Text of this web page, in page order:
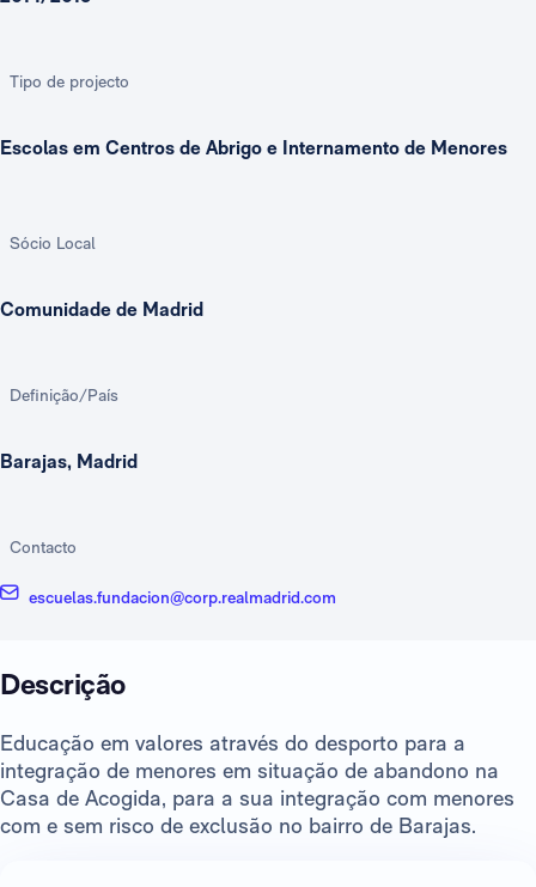
Tipo de projecto
Escolas em Centros de Abrigo e Internamento de Menores
Sócio Local
Comunidade de Madrid
Definição/País
Barajas, Madrid
Contacto
escuelas.fundacion@corp.realmadrid.com
Descrição
Educação em valores através do desporto para a
integração de menores em situação de abandono na
Casa de Acogida, para a sua integração com menores
com e sem risco de exclusão no bairro de Barajas.